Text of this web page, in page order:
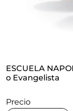
ESCUELA
o Evangelista
Precio